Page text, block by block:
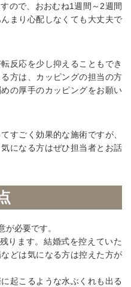
ので、おおむね1週間～2週間
まり心配しなくても大丈夫で
反応を少し抑えることもでき
方は、カッピングの担当の方
の厚手のカッピングをお願い
すごく効果的な施術ですが、
になる方はぜひ担当者とお話
が必要です。
ります。結婚式を控えていた
どは気になる方は控えた方が
起こるような水ぶくれも出る